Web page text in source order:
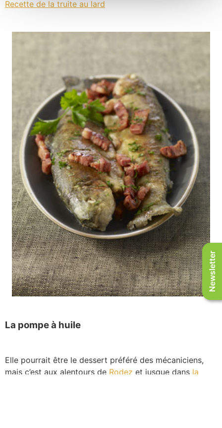
Recette de la truite au lard
La pompe à huile
Elle pourrait être le dessert préféré des mécaniciens,
mais c’est aux alentours de Rodez et jusque dans la
Newsletter